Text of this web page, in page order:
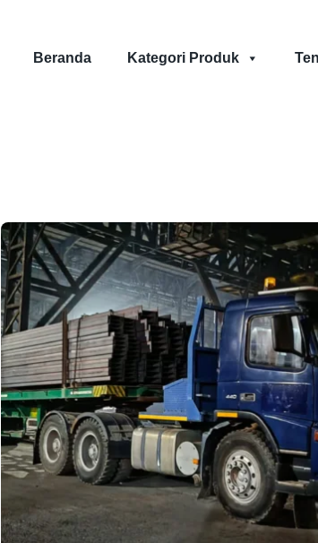
Beranda
Kategori Produk